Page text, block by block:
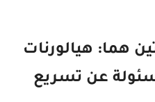
هما: هيالورنات
عن تسريع